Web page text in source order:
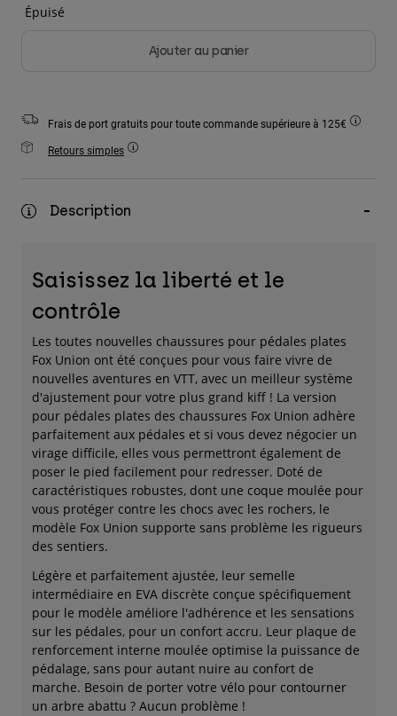
Accessoires
Épuisé
Ajouter au panier
Frais de port gratuits pour toute commande supérieure à 125€
Retours simples
Description
Saisissez la liberté et le
contrôle
Les toutes nouvelles chaussures pour pédales plates
Fox Union ont été conçues pour vous faire vivre de
nouvelles aventures en VTT, avec un meilleur système
d'ajustement pour votre plus grand kiff ! La version
pour pédales plates des chaussures Fox Union adhère
parfaitement aux pédales et si vous devez négocier un
virage difficile, elles vous permettront également de
poser le pied facilement pour redresser. Doté de
caractéristiques robustes, dont une coque moulée pour
vous protéger contre les chocs avec les rochers, le
modèle Fox Union supporte sans problème les rigueurs
des sentiers.
Légère et parfaitement ajustée, leur semelle
intermédiaire en EVA discrète conçue spécifiquement
pour le modèle améliore l'adhérence et les sensations
sur les pédales, pour un confort accru. Leur plaque de
renforcement interne moulée optimise la puissance de
pédalage, sans pour autant nuire au confort de
marche. Besoin de porter votre vélo pour contourner
un arbre abattu ? Aucun problème !